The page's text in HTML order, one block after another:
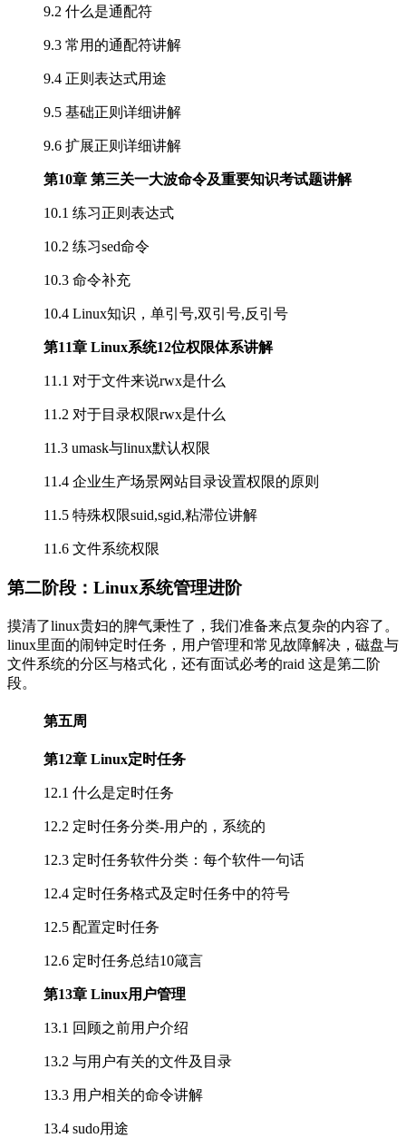
9.2 什么是通配符
9.3 常用的通配符讲解
9.4 正则表达式用途
9.5 基础正则详细讲解
9.6 扩展正则详细讲解
第10章 第三关一大波命令及重要知识考试题讲解
10.1 练习正则表达式
10.2 练习sed命令
10.3 命令补充
10.4 Linux知识，单引号,双引号,反引号
第11章 Linux系统12位权限体系讲解
11.1 对于文件来说rwx是什么
11.2 对于目录权限rwx是什么
11.3 umask与linux默认权限
11.4 企业生产场景网站目录设置权限的原则
11.5 特殊权限suid,sgid,粘滞位讲解
11.6 文件系统权限
第二阶段：Linux系统管理进阶
摸清了linux贵妇的脾气秉性了，我们准备来点复杂的内容了。
linux里面的闹钟定时任务，用户管理和常见故障解决，磁盘与
文件系统的分区与格式化，还有面试必考的raid 这是第二阶
段。
第五周
第12章 Linux定时任务
12.1 什么是定时任务
12.2 定时任务分类-用户的，系统的
12.3 定时任务软件分类：每个软件一句话
12.4 定时任务格式及定时任务中的符号
12.5 配置定时任务
12.6 定时任务总结10箴言
第13章 Linux用户管理
13.1 回顾之前用户介绍
13.2 与用户有关的文件及目录
13.3 用户相关的命令讲解
13.4 sudo用途